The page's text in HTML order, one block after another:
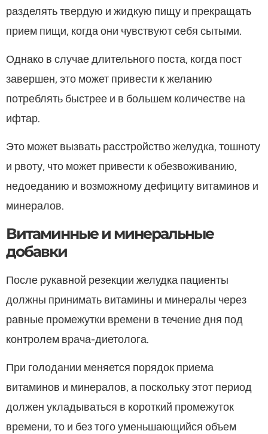
разделять твердую и жидкую пищу и прекращать
прием пищи, когда они чувствуют себя сытыми.
Однако в случае длительного поста, когда пост
завершен, это может привести к желанию
потреблять быстрее и в большем количестве на
ифтар.
Это может вызвать расстройство желудка, тошноту
и рвоту, что может привести к обезвоживанию,
недоеданию и возможному дефициту витаминов и
минералов.
Витаминные и минеральные
добавки
После рукавной резекции желудка пациенты
должны принимать витамины и минералы через
равные промежутки времени в течение дня под
контролем врача-диетолога.
При голодании меняется порядок приема
витаминов и минералов, а поскольку этот период
должен укладываться в короткий промежуток
времени, то и без того уменьшающийся объем